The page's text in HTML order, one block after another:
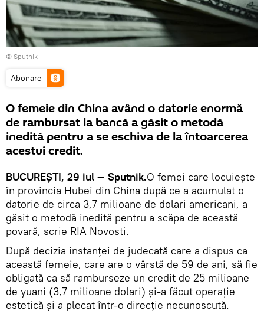
© Sputnik
Abonare
O femeie din China având o datorie enormă
de rambursat la bancă a găsit o metodă
inedită pentru a se eschiva de la întoarcerea
acestui credit.
BUCUREȘTI, 29 iul — Sputnik.O femei care locuiește
în provincia Hubei din China după ce a acumulat o
datorie de circa 3,7 milioane de dolari americani, a
găsit o metodă inedită pentru a scăpa de această
povară, scrie RIA Novosti.
După decizia instanței de judecată care a dispus ca
această femeie, care are o vârstă de 59 de ani, să fie
obligată ca să ramburseze un credit de 25 milioane
de yuani (3,7 milioane dolari) și-a făcut operație
estetică și a plecat într-o direcție necunoscută.